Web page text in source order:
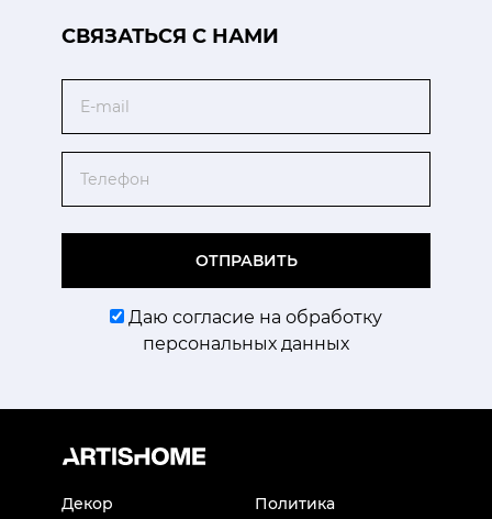
CВЯЗАТЬСЯ С НАМИ
ОТПРАВИТЬ
Даю согласие на обработку
персональных данных
Декор
Политика